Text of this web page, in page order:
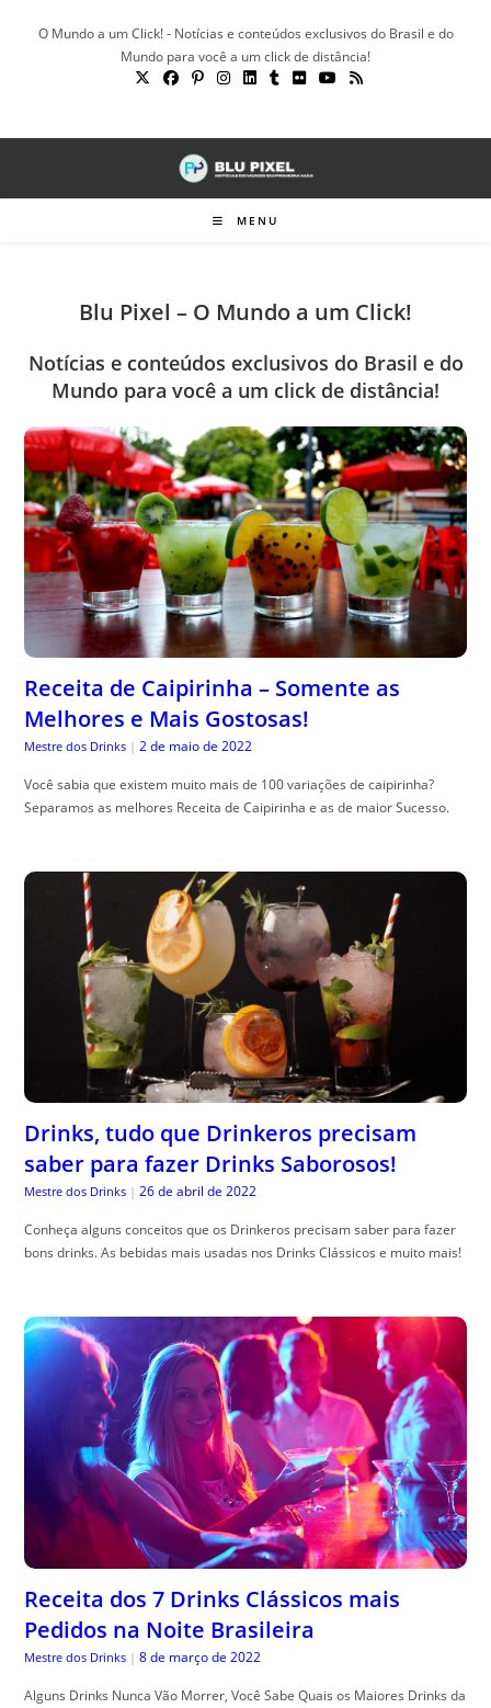
O Mundo a um Click! - Notícias e conteúdos exclusivos do Brasil e do
Mundo para você a um click de distância!
MENU
Blu Pixel – O Mundo a um Click!
Notícias e conteúdos exclusivos do Brasil e do
Mundo para você a um click de distância!
Receita de Caipirinha – Somente as
Melhores e Mais Gostosas!
Mestre dos Drinks | 2 de maio de 2022
Você sabia que existem muito mais de 100 variações de caipirinha?
Separamos as melhores Receita de Caipirinha e as de maior Sucesso.
Drinks, tudo que Drinkeros precisam
saber para fazer Drinks Saborosos!
Mestre dos Drinks | 26 de abril de 2022
Conheça alguns conceitos que os Drinkeros precisam saber para fazer
bons drinks. As bebidas mais usadas nos Drinks Clássicos e muito mais!
Receita dos 7 Drinks Clássicos mais
Pedidos na Noite Brasileira
Mestre dos Drinks | 8 de março de 2022
Alguns Drinks Nunca Vão Morrer, Você Sabe Quais os Maiores Drinks da